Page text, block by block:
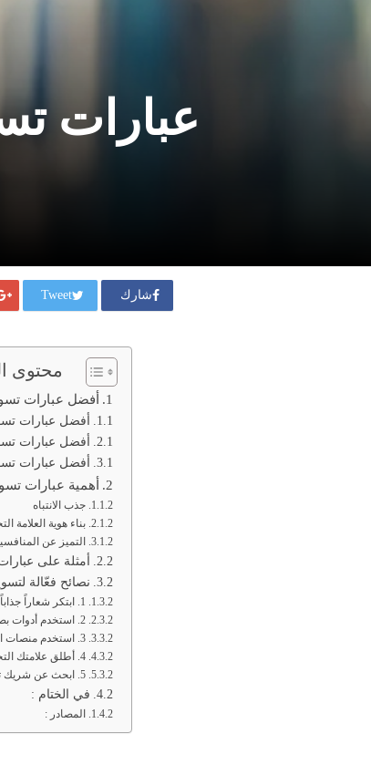
عبارات
شارك Tweet
محتوى
أفضل عبارات
أفضل عبارات
أفضل عبارات
أفضل عبارات
أهمية عبارات
جذب الانتباه
بناء هوية العلامة
التميز عن
أمثلة على
نصائح فعّالة
1. ابتكر شعاراً جذاباً
2. استخدم أدوات بصرية متطورة
3. استخدم منصات التواصل الاجتماعي لسرد قصتك
4. أطلق علامتك التجارية بحملة توزيع هدايا
5. ابحث عن شريك ترويجي
في الختام :
المصادر :